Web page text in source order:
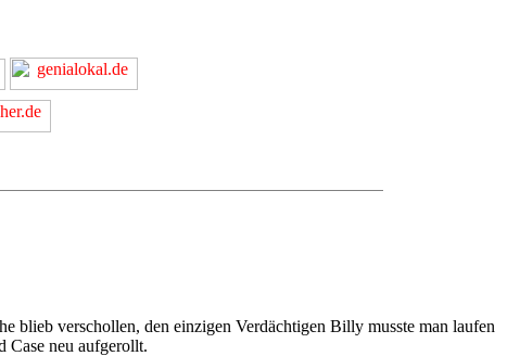
blieb verschollen, den einzigen Verdächtigen Billy musste man laufen
Case neu aufgerollt.